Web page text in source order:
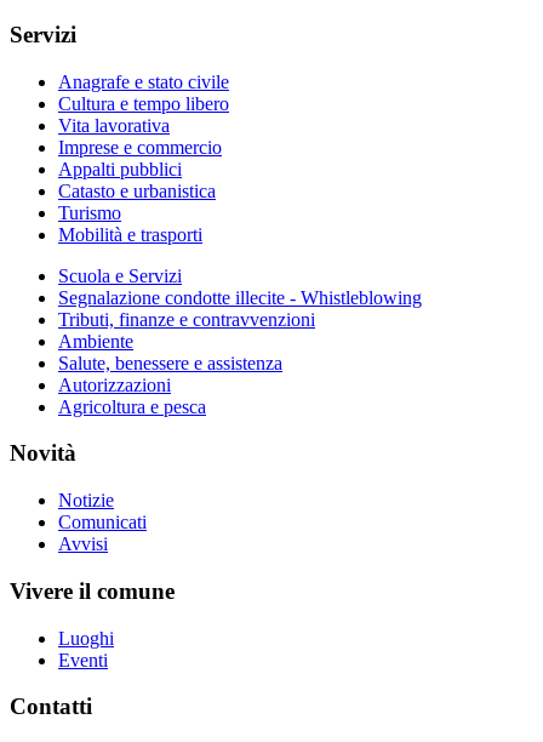
Servizi
Anagrafe e stato civile
Cultura e tempo libero
Vita lavorativa
Imprese e commercio
Appalti pubblici
Catasto e urbanistica
Turismo
Mobilità e trasporti
Scuola e Servizi
Segnalazione condotte illecite - Whistleblowing
Tributi, finanze e contravvenzioni
Ambiente
Salute, benessere e assistenza
Autorizzazioni
Agricoltura e pesca
Novità
Notizie
Comunicati
Avvisi
Vivere il comune
Luoghi
Eventi
Contatti